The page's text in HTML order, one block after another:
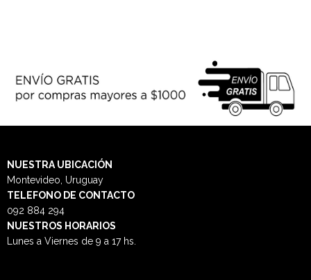
NUESTRAUBICACIÓN
Montevideo, Uruguay
TELEFONO DE CONTACTO
092 884 294
NUESTROS HORARIOS
Lunes a Viernes de 9 a 17 hs.